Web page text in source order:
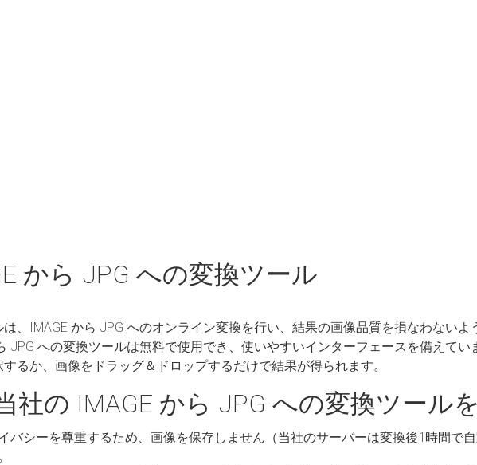
から JPG への変換ツール
は、IMAGE から JPG へのオンライン変換を行い、結果の画像品質を損なわない
JPG への変換ツールは無料で使用でき、使いやすいインターフェースを備えて
るか、画像をドラッグ＆ドロップするだけで結果が得られます。
社の IMAGE から JPG への変換ツール
バシーを尊重するため、画像を保存しません（当社のサーバーは変換後1時間で